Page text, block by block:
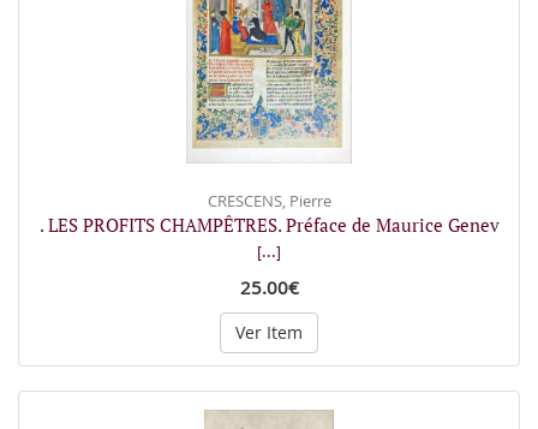
CRESCENS, Pierre
. LES PROFITS CHAMPÊTRES. Préface de Maurice Genev
[...]
25.00€
Ver Item